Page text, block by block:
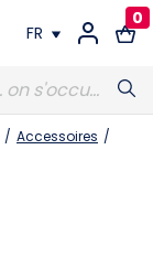
FR
FR
DE
0
/ Accessoires /